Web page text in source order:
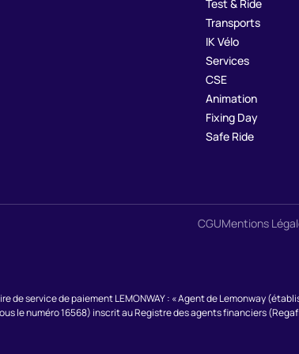
Test & Ride
Transports
IK Vélo
Services
CSE
Animation
Fixing Day
Safe Ride
CGUMentions
de service de paiement LEMONWAY : « Agent de Lemonway
le numéro 16568) inscrit au Registre des agents financiers